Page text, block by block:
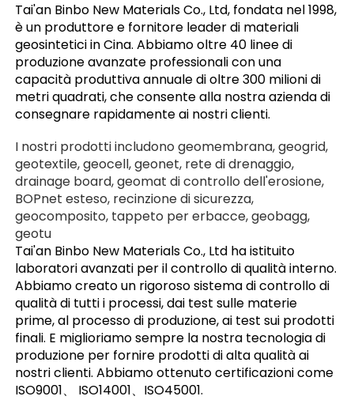
Tai'an Binbo New Materials Co., Ltd, fondata nel 1998,
è un produttore e fornitore leader di materiali
geosintetici in Cina. Abbiamo oltre 40 linee di
produzione avanzate professionali con una
capacità produttiva annuale di oltre 300 milioni di
metri quadrati, che consente alla nostra azienda di
consegnare rapidamente ai nostri clienti.
I nostri prodotti includono geomembrana, geogrid,
geotextile, geocell, geonet, rete di drenaggio,
drainage board, geomat di controllo dell'erosione,
BOPnet esteso, recinzione di sicurezza,
geocomposito, tappeto per erbacce, geobagg,
geotu
Tai'an Binbo New Materials Co., Ltd ha istituito
laboratori avanzati per il controllo di qualità interno.
Abbiamo creato un rigoroso sistema di controllo di
qualità di tutti i processi, dai test sulle materie
prime, al processo di produzione, ai test sui prodotti
finali. E miglioriamo sempre la nostra tecnologia di
produzione per fornire prodotti di alta qualità ai
nostri clienti. Abbiamo ottenuto certificazioni come
ISO9001、 ISO14001、ISO45001.